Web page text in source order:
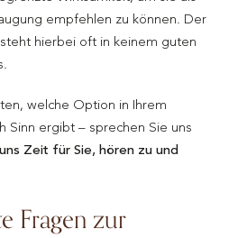
empfehlen zu können. Der
hierbei oft in keinem guten
welche Option in Ihrem
Sinn ergibt – sprechen Sie uns
Zeit für Sie, hören zu und
Fragen zur